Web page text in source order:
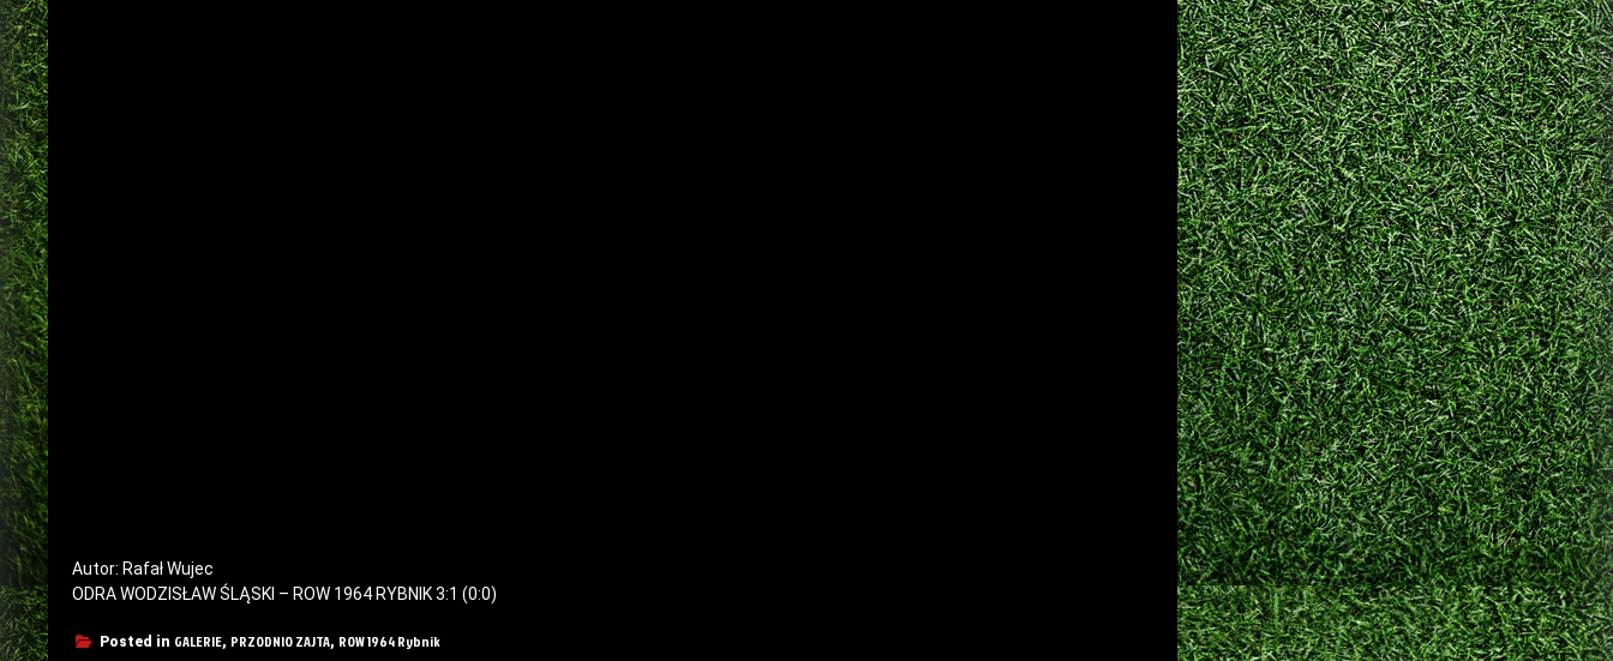
Autor: Rafał Wujec
ODRA WODZISŁAW ŚLĄSKI – ROW 1964 RYBNIK 3:1 (0:0)
Posted in GALERIE, PRZODNIO ZAJTA, ROW 1964 Rybnik